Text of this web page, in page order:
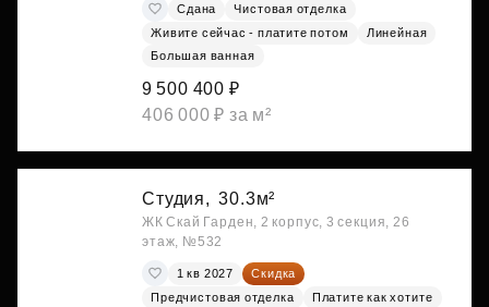
Сдана
Чистовая отделка
Живите сейчас - платите потом
Линейная
Большая ванная
9 500 400 ₽
406 000 ₽ за м²
Студия, 30.3м²
ЖК Скай Гарден, 2 корпус, 3 секция, 26
этаж, №532
1 кв 2027
Скидка
Предчистовая отделка
Платите как хотите